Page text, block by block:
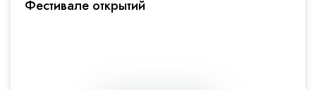
Фестивале открытий